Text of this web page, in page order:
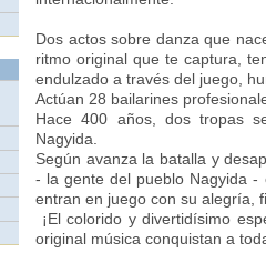
Dos actos sobre danza que
ritmo original que te captura,
endulzado a través del juego,
Actúan 28 bailarines
Hace 400 años, dos tropas
Nagyida.
Según avanza la batalla y
- la gente del pueblo Nagyida
entran en juego con su alegría,
¡El colorido y divertidísimo
original música conquistan a